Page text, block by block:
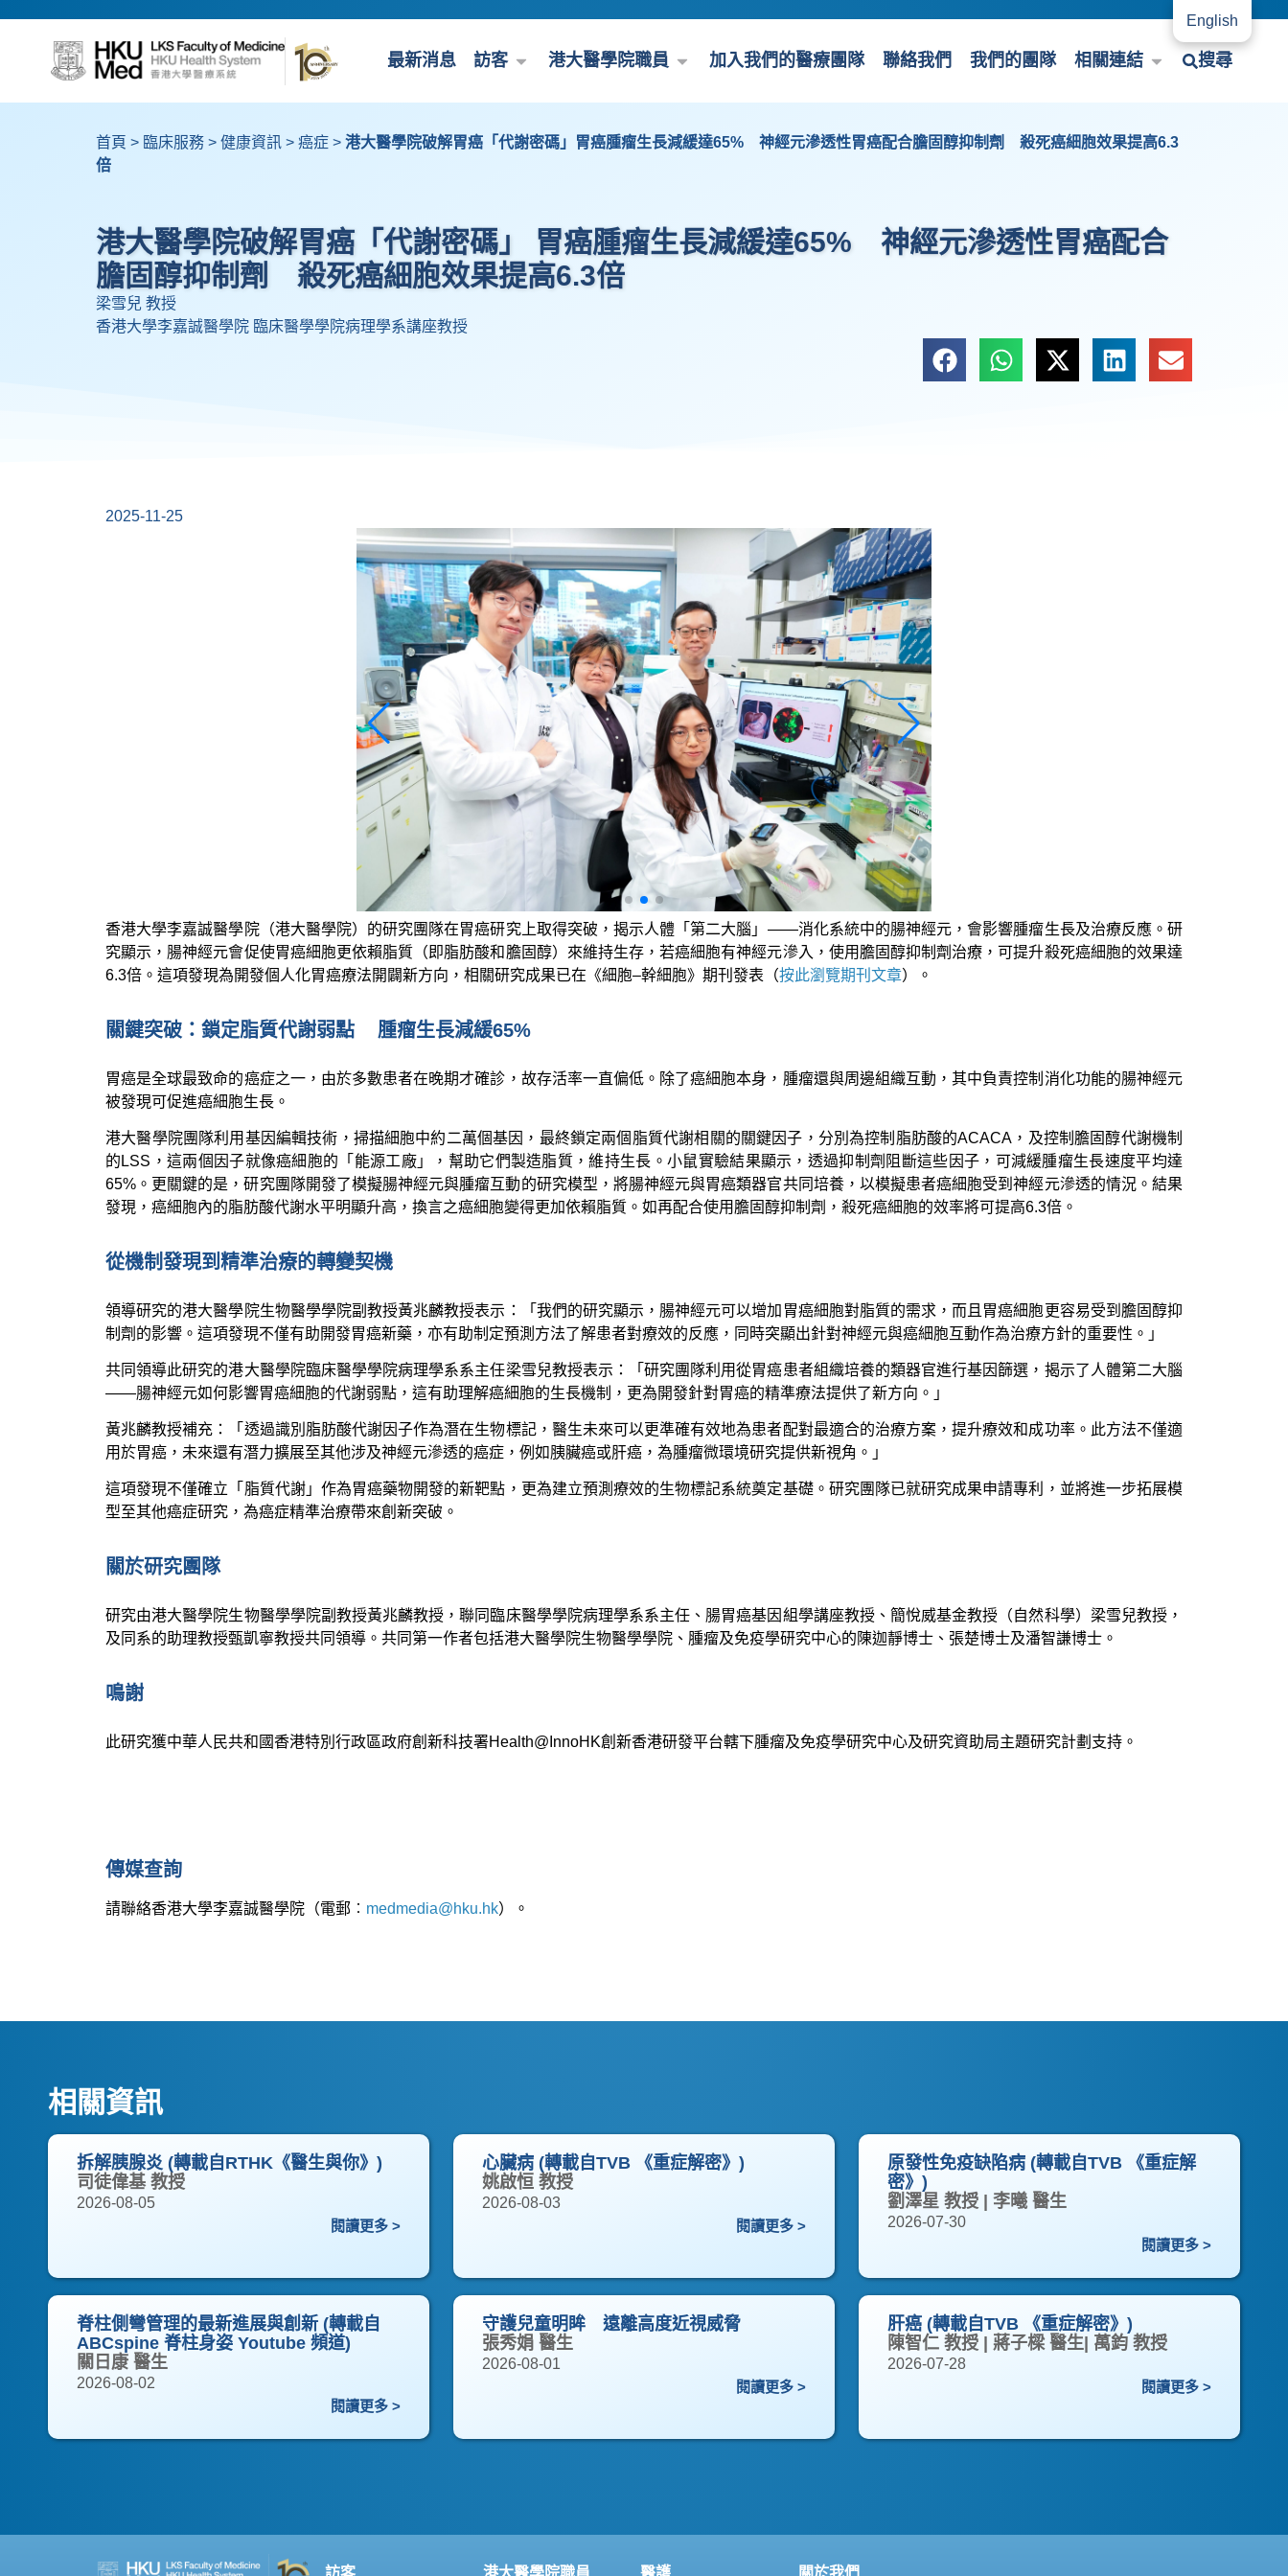
English
最新消息 訪客 港大醫學院職員 加入我們的醫療團隊 聯絡我們 我們的團隊 相關連結 搜尋
首頁 > 臨床服務 > 健康資訊 > 癌症 > 港大醫學院破解胃癌「代謝密碼」胃癌腫瘤生長減緩達65% 神經元滲透性胃癌配合膽固醇抑制劑 殺死癌細胞效果提高6.3
倍
港大醫學院破解胃癌「代謝密碼」 胃癌腫瘤生長減緩達65% 神經元滲透性胃癌配合
膽固醇抑制劑 殺死癌細胞效果提高6.3倍
梁雪兒 教授
香港大學李嘉誠醫學院 臨床醫學學院病理學系講座教授
2025-11-25
香港大學李嘉誠醫學院（港大醫學院）的研究團隊在胃癌研究上取得突破，揭示人體「第二大腦」——消化系統中的腸神經元，會影響腫瘤生長及治療反應。研
究顯示，腸神經元會促使胃癌細胞更依賴脂質（即脂肪酸和膽固醇）來維持生存，若癌細胞有神經元滲入，使用膽固醇抑制劑治療，可提升殺死癌細胞的效果達
6.3倍。這項發現為開發個人化胃癌療法開闢新方向，相關研究成果已在《細胞–幹細胞》期刊發表（按此瀏覽期刊文章）。
關鍵突破：鎖定脂質代謝弱點 腫瘤生長減緩65%
胃癌是全球最致命的癌症之一，由於多數患者在晚期才確診，故存活率一直偏低。除了癌細胞本身，腫瘤還與周邊組織互動，其中負責控制消化功能的腸神經元
被發現可促進癌細胞生長。
港大醫學院團隊利用基因編輯技術，掃描細胞中約二萬個基因，最終鎖定兩個脂質代謝相關的關鍵因子，分別為控制脂肪酸的ACACA，及控制膽固醇代謝機制
的LSS，這兩個因子就像癌細胞的「能源工廠」，幫助它們製造脂質，維持生長。小鼠實驗結果顯示，透過抑制劑阻斷這些因子，可減緩腫瘤生長速度平均達
65%。更關鍵的是，研究團隊開發了模擬腸神經元與腫瘤互動的研究模型，將腸神經元與胃癌類器官共同培養，以模擬患者癌細胞受到神經元滲透的情況。結果
發現，癌細胞內的脂肪酸代謝水平明顯升高，換言之癌細胞變得更加依賴脂質。如再配合使用膽固醇抑制劑，殺死癌細胞的效率將可提高6.3倍。
從機制發現到精準治療的轉變契機
領導研究的港大醫學院生物醫學學院副教授黃兆麟教授表示：「我們的研究顯示，腸神經元可以增加胃癌細胞對脂質的需求，而且胃癌細胞更容易受到膽固醇抑
制劑的影響。這項發現不僅有助開發胃癌新藥，亦有助制定預測方法了解患者對療效的反應，同時突顯出針對神經元與癌細胞互動作為治療方針的重要性。」
共同領導此研究的港大醫學院臨床醫學學院病理學系系主任梁雪兒教授表示：「研究團隊利用從胃癌患者組織培養的類器官進行基因篩選，揭示了人體第二大腦
——腸神經元如何影響胃癌細胞的代謝弱點，這有助理解癌細胞的生長機制，更為開發針對胃癌的精準療法提供了新方向。」
黃兆麟教授補充：「透過識別脂肪酸代謝因子作為潛在生物標記，醫生未來可以更準確有效地為患者配對最適合的治療方案，提升療效和成功率。此方法不僅適
用於胃癌，未來還有潛力擴展至其他涉及神經元滲透的癌症，例如胰臟癌或肝癌，為腫瘤微環境研究提供新視角。」
這項發現不僅確立「脂質代謝」作為胃癌藥物開發的新靶點，更為建立預測療效的生物標記系統奠定基礎。研究團隊已就研究成果申請專利，並將進一步拓展模
型至其他癌症研究，為癌症精準治療帶來創新突破。
關於研究團隊
研究由港大醫學院生物醫學學院副教授黃兆麟教授，聯同臨床醫學學院病理學系系主任、腸胃癌基因組學講座教授、簡悅威基金教授（自然科學）梁雪兒教授，
及同系的助理教授甄凱寧教授共同領導。共同第一作者包括港大醫學院生物醫學學院、腫瘤及免疫學研究中心的陳迦靜博士、張楚博士及潘智謙博士。
鳴謝
此研究獲中華人民共和國香港特別行政區政府創新科技署Health@InnoHK創新香港研發平台轄下腫瘤及免疫學研究中心及研究資助局主題研究計劃支持。
傳媒查詢
請聯絡香港大學李嘉誠醫學院（電郵︰ medmedia@hku.hk）。
相關資訊
拆解胰腺炎 (轉載自RTHK《醫生與你》)
司徒偉基 教授
2026-08-05
閱讀更多 >
心臟病 (轉載自TVB 《重症解密》)
姚啟恒 教授
2026-08-03
閱讀更多 >
原發性免疫缺陷病 (轉載自TVB 《重症解
密》)
劉澤星 教授 | 李曦 醫生
2026-07-30
閱讀更多 >
脊柱側彎管理的最新進展與創新 (轉載自
ABCspine 脊柱身姿 Youtube 頻道)
關日康 醫生
2026-08-02
閱讀更多 >
守護兒童明眸 遠離高度近視威脅
張秀娟 醫生
2026-08-01
閱讀更多 >
肝癌 (轉載自TVB 《重症解密》)
陳智仁 教授 | 蔣子樑 醫生| 萬鈞 教授
2026-07-28
閱讀更多 >
訪客 港大醫學院職員 醫護 關於我們